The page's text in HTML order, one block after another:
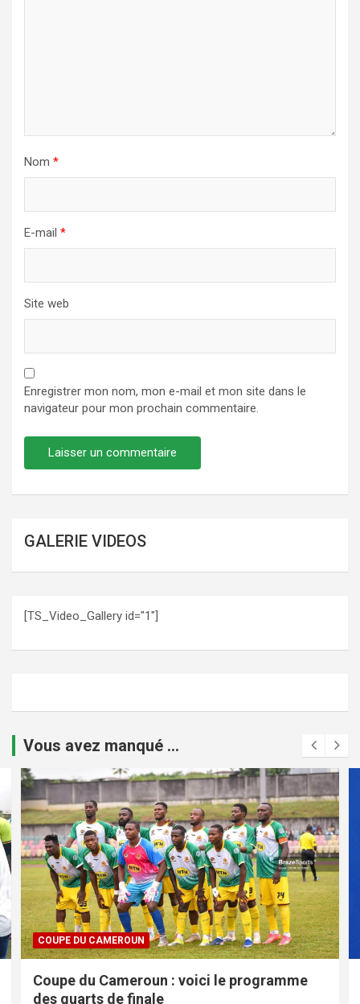
Nom *
E-mail *
Site web
Enregistrer mon nom, mon e-mail et mon site dans le
navigateur pour mon prochain commentaire.
GALERIE VIDEOS
[TS_Video_Gallery id="1"]
Vous avez manqué ...
COUPE DU CAMEROUN
Coupe du Cameroun : voici le programme
des quarts de finale